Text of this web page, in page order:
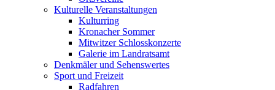
Kulturelle Veranstaltungen
Kulturring
Kronacher Sommer
Mitwitzer Schlosskonzerte
Galerie im Landratsamt
Denkmäler und Sehenswertes
Sport und Freizeit
Radfahren